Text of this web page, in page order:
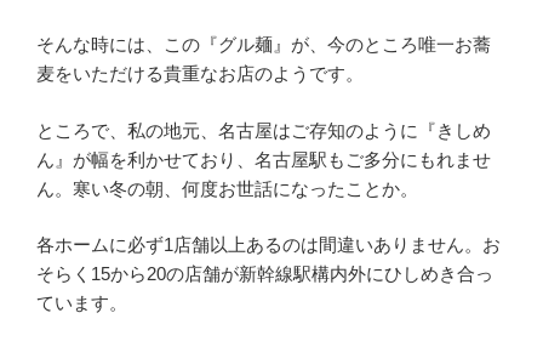
そんな時には、この『グル麺』が、今のところ唯一お蕎
麦をいただける貴重なお店のようです。
ところで、私の地元、名古屋はご存知のように『きしめ
ん』が幅を利かせており、名古屋駅もご多分にもれませ
ん。寒い冬の朝、何度お世話になったことか。
各ホームに必ず1店舗以上あるのは間違いありません。お
そらく15から20の店舗が新幹線駅構内外にひしめき合っ
ています。